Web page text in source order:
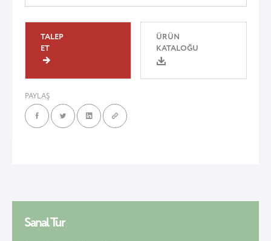
TALEP
ET
ÜRÜN
KATALOĞU
PAYLAŞ
Sanal Tur